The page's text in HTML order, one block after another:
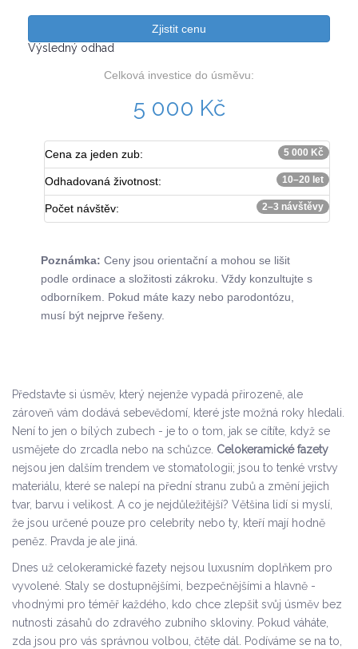
Zjistit cenu
Výsledný odhad
Celková investice do úsměvu:
5 000 Kč
Cena za jeden zub: 5 000 Kč
Odhadovaná životnost: 10–20 let
Počet návštěv: 2–3 návštěvy
Poznámka: Ceny jsou orientační a mohou se lišit
podle ordinace a složitosti zákroku. Vždy konzultujte s
odborníkem. Pokud máte kazy nebo parodontózu,
musí být nejprve řešeny.
Představte si úsměv, který nejenže vypadá přirozeně, ale
zároveň vám dodává sebevědomí, které jste možná roky hledali.
Není to jen o bílých zubech - je to o tom, jak se cítíte, když se
usmějete do zrcadla nebo na schůzce. Celokeramické fazety
nejsou jen dalším trendem ve stomatologii; jsou to tenké vrstvy
materiálu, které se nalepí na přední stranu zubů a změní jejich
tvar, barvu i velikost. A co je nejdůležitější? Většina lidí si myslí,
že jsou určené pouze pro celebrity nebo ty, kteří mají hodně
peněz. Pravda je ale jiná.
Dnes už celokeramické fazety nejsou luxusním doplňkem pro
vyvolené. Staly se dostupnějšími, bezpečnějšími a hlavně -
vhodnými pro téměř každého, kdo chce zlepšit svůj úsměv bez
nutnosti zásahů do zdravého zubního skloviny. Pokud váháte,
zda jsou pro vás správnou volbou, čtěte dál. Podíváme se na to,